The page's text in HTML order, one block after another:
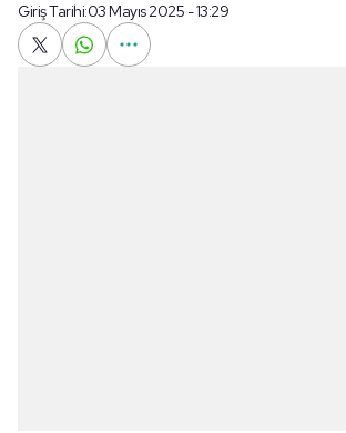
Giriş Tarihi:03 Mayıs 2025 - 13:29